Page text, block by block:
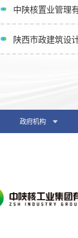
中陕核置业管理
陕西市政建筑设
政府机构